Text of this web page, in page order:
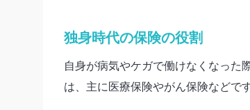
独身時代の保険の役割
自身が病気やケガで働けなくなった
は、主に医療保険やがん保険などです